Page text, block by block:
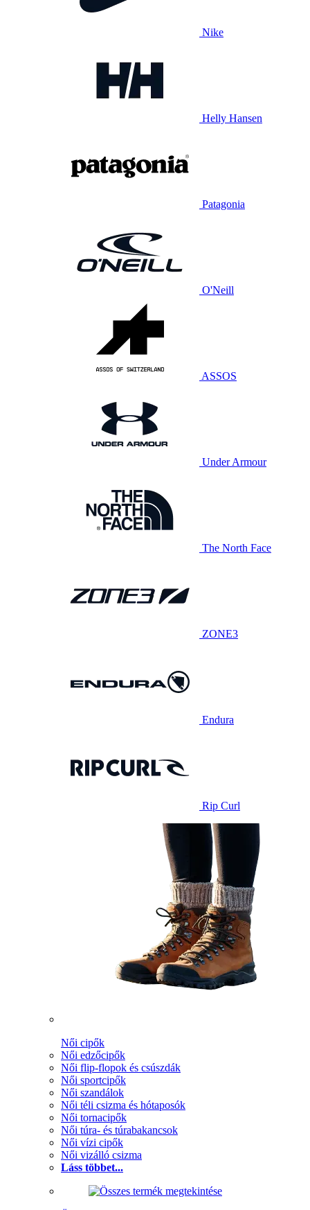
Nike
Helly Hansen
Patagonia
O'Neill
ASSOS
Under Armour
The North Face
ZONE3
Endura
Rip Curl
Női cipők
Női edzőcipők
Női flip-flopok és csúszdák
Női sportcipők
Női szandálok
Női téli csizma és hótaposók
Női tornacipők
Női túra- és túrabakancsok
Női vízi cipők
Női vizálló csizma
Láss többet...